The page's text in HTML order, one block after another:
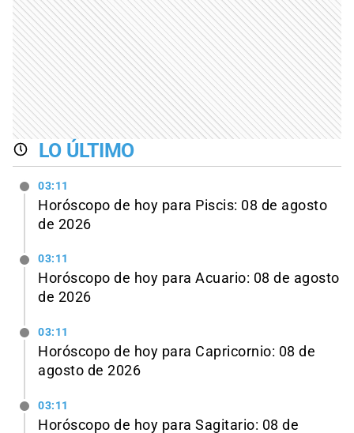
LO ÚLTIMO
03:11
Horóscopo de hoy para Piscis: 08 de agosto
de 2026
03:11
Horóscopo de hoy para Acuario: 08 de agosto
de 2026
03:11
Horóscopo de hoy para Capricornio: 08 de
agosto de 2026
03:11
Horóscopo de hoy para Sagitario: 08 de